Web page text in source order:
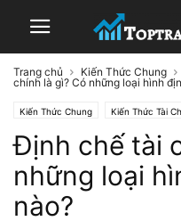
Trang chủ Kiến Thức Chung
chính là gì? Có những loại hình
Kiến Thức Chung Kiến Thức Tài
Định chế tài
những loại
nào?